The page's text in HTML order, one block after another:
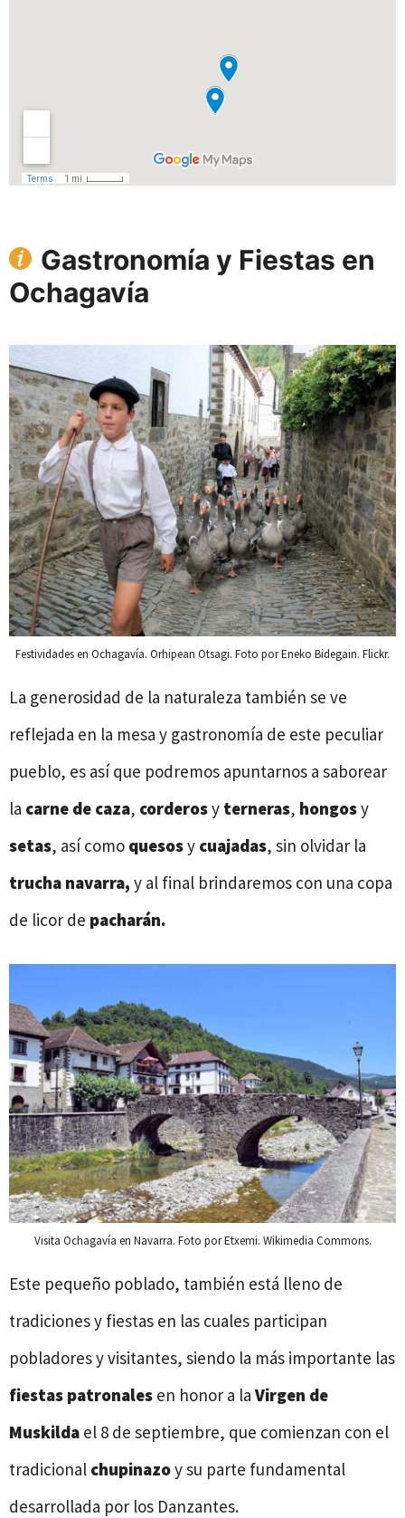
Gastronomía y Fiestas en
Ochagavía
Festividades en Ochagavía. Orhipean Otsagi. Foto por Eneko Bidegain. Flickr.
La generosidad de la naturaleza también se ve
reflejada en la mesa y gastronomía de este peculiar
pueblo, es así que podremos apuntarnos a saborear
la carne de caza, corderosy terneras, hongosy
setas, así como quesosy cuajadas, sin olvidar la
trucha navarra, y al final brindaremos con una copa
de licor de pacharán.
Visita Ochagavía en Navarra. Foto por Etxemi. Wikimedia Commons.
Este pequeño poblado, también está lleno de
tradiciones y fiestas en las cuales participan
pobladores y visitantes, siendo la más importante las
fiestas patronales en honor a la Virgen de
Muskilda el 8 de septiembre, que comienzan con el
tradicional chupinazoy su parte fundamental
desarrollada por los Danzantes.